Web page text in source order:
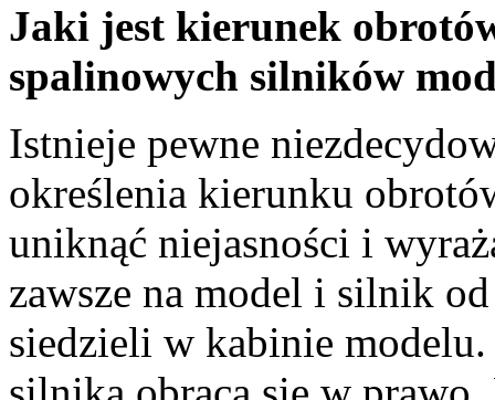
Jaki jest kierunek
spalinowych silników
Istnieje pewne
określenia kierunku
uniknąć niejasności i
zawsze na model i silnik
siedzieli w kabinie